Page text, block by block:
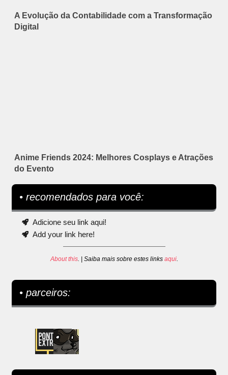
A Evolução da Contabilidade com a Transformação
Digital
Anime Friends 2024: Melhores Cosplays e Atrações
do Evento
• recomendados para você:
Adicione seu link aqui!
Add your link here!
About this. | Saiba mais sobre estes links aqui.
• parceiros: